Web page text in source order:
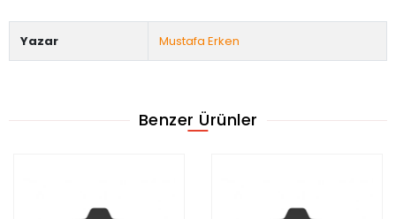
Yazar Mustafa Erken
Benzer Ürünler